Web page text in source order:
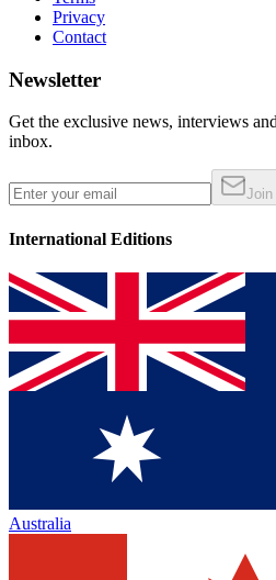
Privacy
Contact
Newsletter
Get the exclusive news, interviews
inbox.
Join
International Editions
Australia